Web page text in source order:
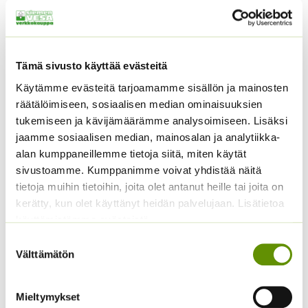
Tämä sivusto käyttää evästeitä
Käytämme evästeitä tarjoamamme sisällön ja mainosten
räätälöimiseen, sosiaalisen median ominaisuuksien
tukemiseen ja kävijämäärämme analysoimiseen. Lisäksi
jaamme sosiaalisen median, mainosalan ja analytiikka-
alan kumppaneillemme tietoja siitä, miten käytät
sivustoamme. Kumppanimme voivat yhdistää näitä
tietoja muihin tietoihin, joita olet antanut heille tai joita on
kerätty, kun olet käyttänyt heidän palvelujaan. Lisätietoa
käyttämistämme evästeistä
valinta
Välttämätön
Mieltymykset
Törmäkukka Ritz Blue
(an. noin 30 s)
5,00€ Sisältää arvonlisäveron
Pelargoni Horizon
Sekoitus
€
Hintaluokka:
4,10 €
-
arvonlisäveron